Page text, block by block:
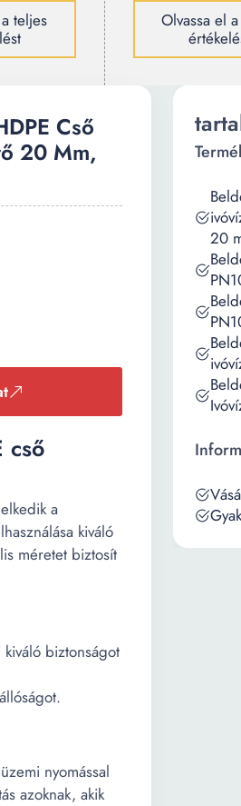
teljes
Olvassa el
Cső
20 Mm,
cső
a
kiváló
méretet biztosít
biztonságot
nyomással
azoknak, akik
20